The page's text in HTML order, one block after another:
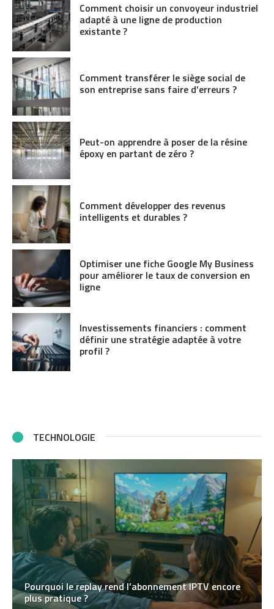
Comment choisir un convoyeur industriel
adapté à une ligne de production
existante ?
Comment transférer le siège social de
son entreprise sans faire d’erreurs ?
Peut-on apprendre à poser de la résine
époxy en partant de zéro ?
Comment développer des revenus
intelligents et durables ?
Optimiser une fiche Google My Business
pour améliorer le taux de conversion en
ligne
Investissements financiers : comment
définir une stratégie adaptée à votre
profil ?
TECHNOLOGIE
Pourquoi le replay rend l’abonnement IPTV encore
plus pratique ?